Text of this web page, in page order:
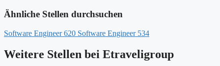
Ähnliche Stellen durchsuchen
Software Engineer 620 Software Engineer 534
Weitere Stellen bei Etraveligroup